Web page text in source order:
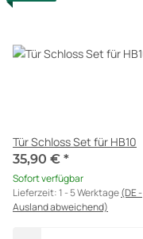
Tür Schloss Set für HB10
35,90 € *
Sofort verfügbar
Lieferzeit:1 - 5 Werktage(DE -
Ausland abweichend)